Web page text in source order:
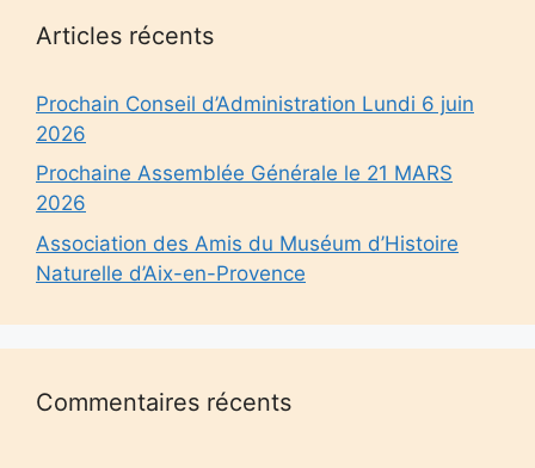
Articles récents
Prochain Conseil d’Administration Lundi 6 juin
2026
Prochaine Assemblée Générale le 21 MARS
2026
Association des Amis du Muséum d’Histoire
Naturelle d’Aix-en-Provence
Commentaires récents